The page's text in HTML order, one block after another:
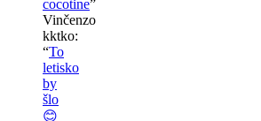
cocotine”
Vinčenzo
kktko:
“To
letisko
by
šlo
😊